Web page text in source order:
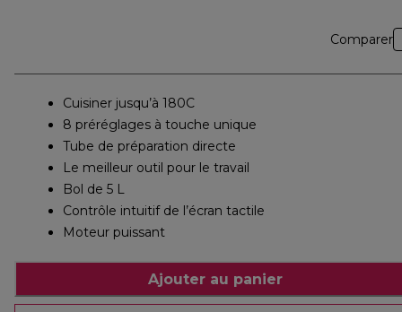
Comparer
Cuisiner jusqu’à 180C
8 préréglages à touche unique
Tube de préparation directe
Le meilleur outil pour le travail
Bol de 5 L
Contrôle intuitif de l’écran tactile
Moteur puissant
Ajouter au panier